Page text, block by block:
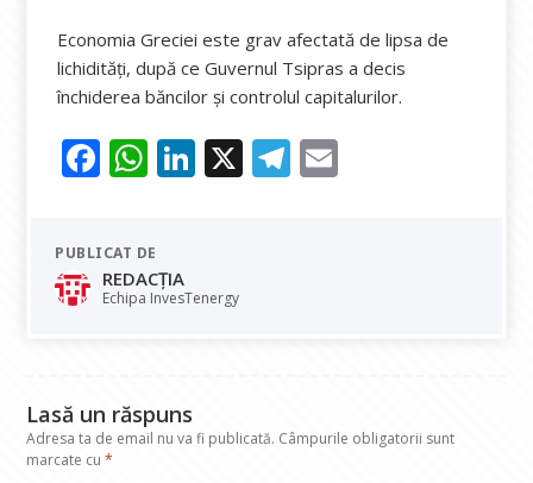
Economia Greciei este grav afectată de lipsa de
lichidităţi, după ce Guvernul Tsipras a decis
închiderea băncilor şi controlul capitalurilor.
F
e
b
o
W
at
s
A
Li
dI
X T
PUBLICAT DE
REDACȚIA
Echipa InvesTenergy
Lasă un răspuns
Adresa ta de email nu va fi publicată. Câmpurile obligatorii sunt
marcate cu*